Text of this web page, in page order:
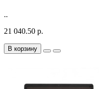
..
21 040.50 р.
В корзину